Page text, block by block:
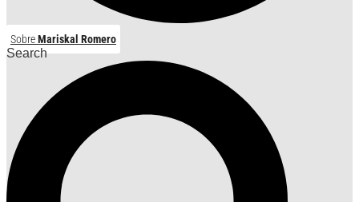
SobreMariskal Romero
Search